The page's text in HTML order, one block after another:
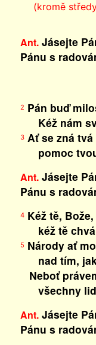
(kromě
Ant.Jásejte
Pánu s
2 Pán buď
Kéž nám
3Ať se zná tvá
pomoc tvou
Ant.Jásejte
Pánu s
4Kéž tě,
kéž tě
5 Národy ať
nad tím, jak
Neboť
všechny
Ant.Jásejte
Pánu s